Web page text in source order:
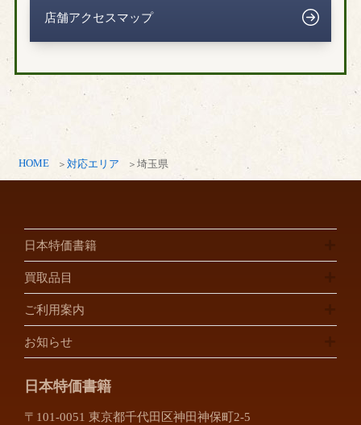
HOME 対応エリア 埼玉県
店舗アクセスマップ
日本特価書籍
買取品目
ご利用案内
お知らせ
日本特価書籍
〒101-0051 東京都千代田区神田神保町2-5